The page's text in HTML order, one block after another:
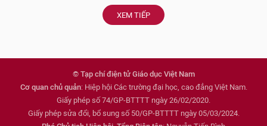
XEM TIẾP
© Tạp chí điện tử Giáo dục Việt Nam
Cơ quan chủ quản: Hiệp hội Các trường đại học, cao đẳng Việt Nam.
Giấy phép số 74/GP-BTTTT ngày 26/02/2020.
Giấy phép sửa đổi, bổ sung số 50/GP-BTTTT ngày 05/03/2024.